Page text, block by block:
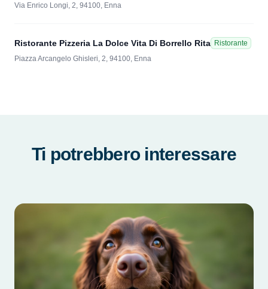
Via Enrico Longi, 2, 94100, Enna
Ristorante Pizzeria La Dolce Vita Di Borrello Rita Ristorante
Piazza Arcangelo Ghisleri, 2, 94100, Enna
Ti potrebbero interessare